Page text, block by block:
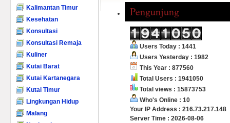
Kalimantan Timur
Kesehatan
Konsultasi
Konsultasi Remaja
Kuliner
Kutai Barat
Kutai Kartanegara
Kutai Timur
Lingkungan Hidup
Malang
Pengunjung
Users Today : 1441
Users Yesterday : 1982
This Year : 877560
Total Users : 1941050
Total views : 15873753
Who's Online : 10
Your IP Address : 216.73.217.148
Server Time : 2026-08-06